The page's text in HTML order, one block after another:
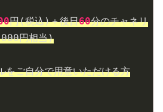
円(税込)＋後日60分のチャネリ
000円相当)
をご自分で用意いただける方